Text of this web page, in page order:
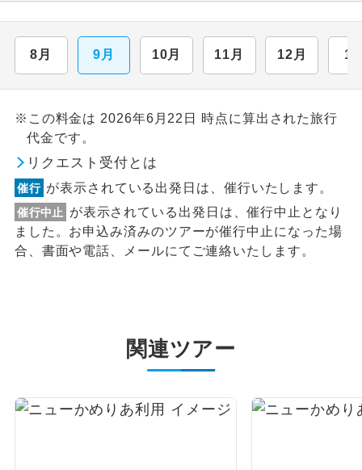
8月 9月 10月 11月 12月 1
※この料金は 2026年6月22日 時点に算出された旅行
代金です。
リクエスト受付とは
催行 が表示されている出発日は、催行いたします。
催行中止
が表示されている出発日は、催行中止となり
ました。お申込み済みのツアーが催行中止になった場
合、書面や電話、メールにてご連絡いたします。
関連ツアー